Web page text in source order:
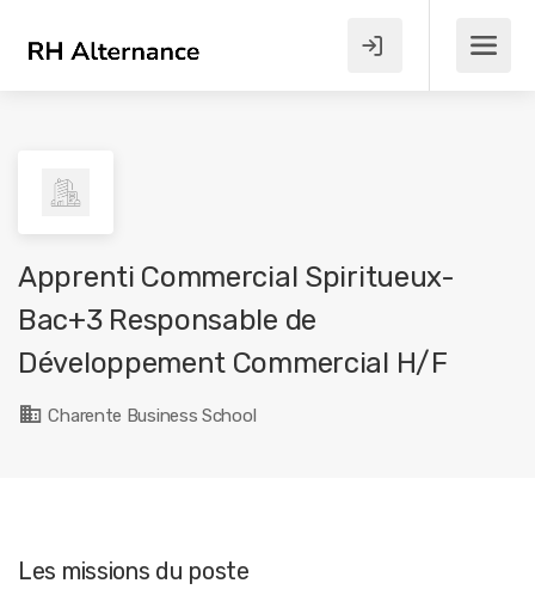
Apprenti Commercial Spiritueux-
Bac+3 Responsable de
Développement Commercial H/F
Charente Business School
Les missions du poste